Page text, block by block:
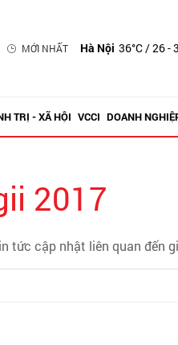
MỚI NHẤT Hà Nội 36°C/ 26 -
TRỊ - XÃ HỘI VCCI DOANH
2017
tức cập nhật liên quan đến